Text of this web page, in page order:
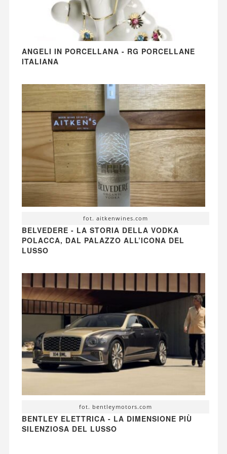
ANGELI IN PORCELLANA - RG PORCELLANE
ITALIANA
fot. aitkenwines.com
BELVEDERE - LA STORIA DELLA VODKA
POLACCA, DAL PALAZZO ALL’ICONA DEL
LUSSO
fot. bentleymotors.com
BENTLEY ELETTRICA - LA DIMENSIONE PIÙ
SILENZIOSA DEL LUSSO